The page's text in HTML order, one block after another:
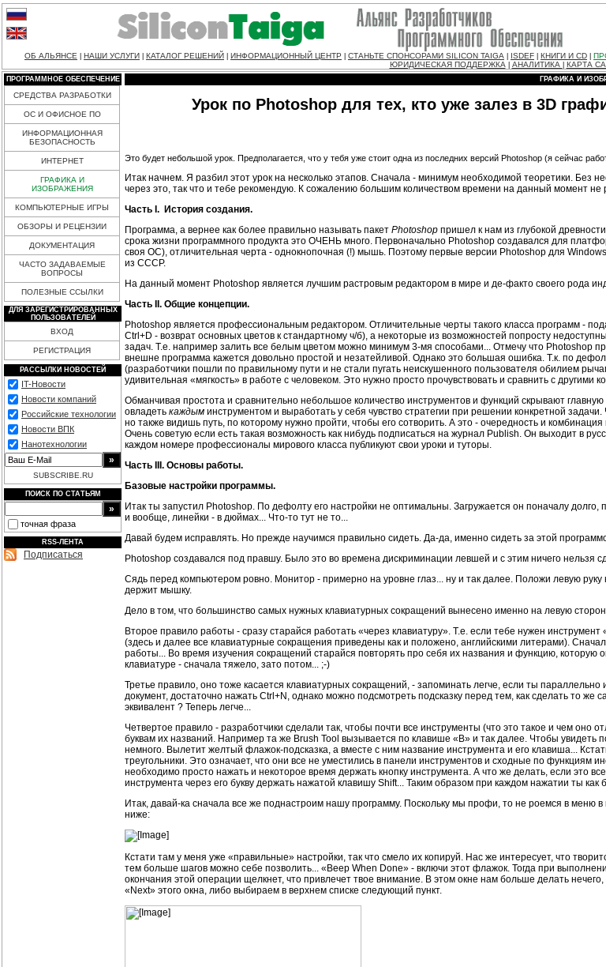
ОБ АЛЬЯНСЕ НАШИ УСЛУГИ КАТАЛОГ РЕШЕНИЙ ИНФОРМАЦИОННЫЙ ЦЕНТР СТАНЬТЕ СПОНСОРАМИ SILICON TAIGA ISDEF КНИГИ И CD
ЮРИДИЧЕСКАЯ ПОДДЕРЖКА| АНАЛИТИКА КАРТА
ПРОГРАММНОЕ ОБЕСПЕЧЕНИЕ
СРЕДСТВА РАЗРАБОТКИ
ОС И ОФИСНОЕ ПО
ИНФОРМАЦИОННАЯ
БЕЗОПАСНОСТЬ
ИНТЕРНЕТ
ГРАФИКА И
ИЗОБРАЖЕНИЯ
КОМПЬЮТЕРНЫЕ ИГРЫ
ОБЗОРЫ И РЕЦЕНЗИИ
ДОКУМЕНТАЦИЯ
ЧАСТО ЗАДАВАЕМЫЕ
ВОПРОСЫ
ПОЛЕЗНЫЕ ССЫЛКИ
ДЛЯ ЗАРЕГИСТРИРОВАННЫХ
ПОЛЬЗОВАТЕЛЕЙ
ВХОД
РЕГИСТРАЦИЯ
РАССЫЛКИ НОВОСТЕЙ
IT-Новости
Новости компаний
Российские технологии
Новости ВПК
Нанотехнологии
SUBSCRIBE.RU
ПОИСК ПО СТАТЬЯМ
точная фраза
RSS-ЛЕНТА
Подписаться
ГРАФИКА И
Урок по Photoshop для тех, кто уже залез в 3D
Это будет небольшой урок. Предполагается, что у тебя уже стоит одна из последних версий Photoshop (я сейчас
Итак начнем. Я разбил этот урок на несколько этапов. Сначала - минимум необходимой теоретики.
через это, так что и тебе рекомендую. К сожалению большим количеством времени на данный момент не
Часть I. История создания.
Программа, а вернее как более правильно называть пакет Photoshop пришел к нам из глубокой
срока жизни программного продукта это ОЧЕНЬ много. Первоначально Photoshop создавался для
своя ОС), отличительная черта - однокнопочная (!) мышь. Поэтому первые версии Photoshop для
из СССР.
На данный момент Photoshop является лучшим растровым редактором в мире и де-факто своего рода
Часть II. Общие концепции.
Photoshop является профессиональным редактором. Отличительные черты такого класса программ -
Ctrl+D - возврат основных цветов к стандартному ч/б), а некоторые из возможностей попросту
задач. Т.е. например залить все белым цветом можно минимум 3-мя способами... Отмечу что Photoshop
внешне программа кажется довольно простой и незатейливой. Однако это большая ошибка. Т.к. по
(разработчики пошли по правильному пути и не стали пугать неискушенного пользователя обилием
удивительная «мягкость» в работе с человеком. Это нужно просто прочувствовать и сравнить с
Обманчивая простота и сравнительно небольшое количество инструментов и функций скрывают
овладеть каждым инструментом и выработать у себя чувство стратегии при решении конкретной
но также видишь путь, по которому нужно пройти, чтобы его сотворить. А это - очередность и
Очень советую если есть такая возможность как нибудь подписаться на журнал Publish. Он выходит в
каждом номере профессионалы мирового класса публикуют свои уроки и туторы.
Часть III. Основы работы.
Базовые настройки программы.
Итак ты запустил Photoshop. По дефолту его настройки не оптимальны. Загружается он поначалу
и вообще, линейки - в дюймах... Что-то тут не то...
Давай будем исправлять. Но прежде научимся правильно сидеть. Да-да, именно сидеть за этой
Photoshop создавался под правшу. Было это во времена дискриминации левшей и с этим ничего нельзя
Сядь перед компьютером ровно. Монитор - примерно на уровне глаз... ну и так далее. Положи левую
держит мышку.
Дело в том, что большинство самых нужных клавиатурных сокращений вынесено именно на левую
Второе правило работы - сразу старайся работать «через клавиатуру». Т.е. если тебе нужен
(здесь и далее все клавиатурные сокращения приведены как и положено, английскими литерами).
работы... Во время изучения сокращений старайся повторять про себя их названия и функцию,
клавиатуре - сначала тяжело, зато потом... ;-)
Третье правило, оно тоже касается клавиатурных сокращений, - запоминать легче, если ты
документ, достаточно нажать Ctrl+N, однако можно подсмотреть подсказку перед тем, как сделать то
эквивалент ? Теперь легче...
Четвертое правило - разработчики сделали так, чтобы почти все инструменты (что это такое и чем оно
буквам их названий. Например та же Brush Tool вызывается по клавише «В» и так далее. Чтобы увидеть
немного. Вылетит желтый флажок-подсказка, а вместе с ним название инструмента и его клавиша...
треугольники. Это означает, что они все не уместились в панели инструментов и сходные по функциям
необходимо просто нажать и некоторое время держать кнопку инструмента. А что же делать, если это
инструмента через его букву держать нажатой клавишу Shift... Таким образом при каждом нажатии ты
Итак, давай-ка сначала все же поднастроим нашу программу. Поскольку мы профи, то не роемся в меню
ниже:
Кстати там у меня уже «правильные» настройки, так что смело их копируй. Нас же интересует, что
тем больше шагов можно себе позволить... «Beep When Done» - включи этот флажок. Тогда при
окончания этой операции щелкнет, что привлечет твое внимание. В этом окне нам больше делать
«Next» этого окна, либо выбираем в верхнем списке следующий пункт.